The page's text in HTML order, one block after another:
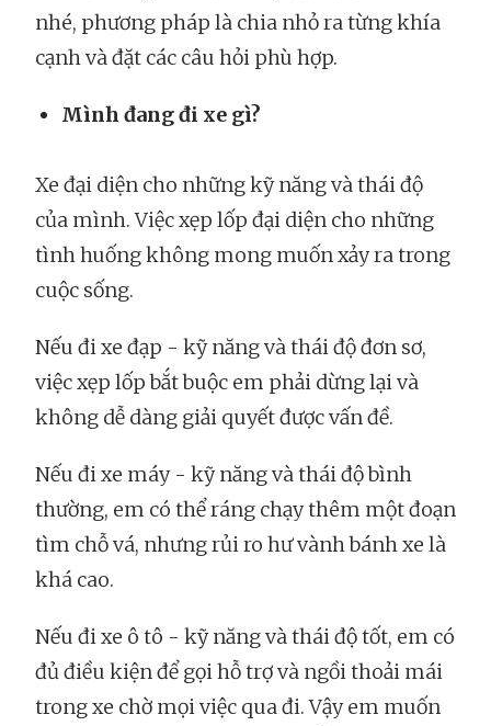
nhé, phương pháp là chia nhỏ ra từng khía
cạnh và đặt các câu hỏi phù hợp.
Mình đang đi xe gì?
Xe đại diện cho những kỹ năng và thái độ
của mình. Việc xẹp lốp đại diện cho những
tình huống không mong muốn xảy ra trong
cuộc sống.
Nếu đi xe đạp - kỹ năng và thái độ đơn sơ,
việc xẹp lốp bắt buộc em phải dừng lại và
không dễ dàng giải quyết được vấn đề.
Nếu đi xe máy - kỹ năng và thái độ bình
thường, em có thể ráng chạy thêm một đoạn
tìm chỗ vá, nhưng rủi ro hư vành bánh xe là
khá cao.
Nếu đi xe ô tô - kỹ năng và thái độ tốt, em có
đủ điều kiện để gọi hỗ trợ và ngồi thoải mái
trong xe chờ mọi việc qua đi. Vậy em muốn